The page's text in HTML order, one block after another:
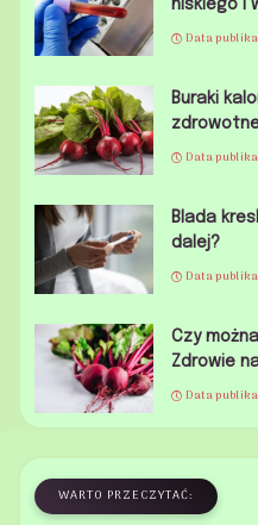
niskiego i
Data
Buraki
Data
Blada
dalej?
Data
Czy
Zdrowie
Data
WARTO PRZECZYTAĆ: